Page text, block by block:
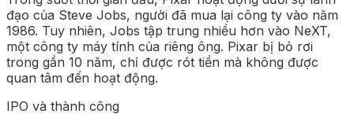
đạo của Steve Jobs, người đã mua lại công ty vào năm
1986. Tuy nhiên, Jobs tập trung nhiều hơn vào NeXT,
một công ty máy tính của riêng ông. Pixar bị bỏ rơi
trong gần 10 năm, chỉ được rót tiền mà không được
quan tâm đến hoạt động.
IPO và thành công